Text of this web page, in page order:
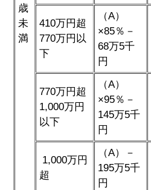
歳
未
満
410万円超
770万円以
下
（A）
×85％－
68万5千
円
770万円超
1,000万円
以下
（A）
×95％－
145万5千
円
1,000万円
超
（A）－
195万5千
円